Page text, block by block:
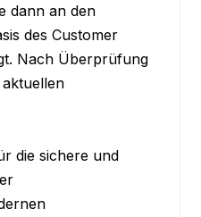
dann an den
des Customer
Nach Überprüfung
die sichere und